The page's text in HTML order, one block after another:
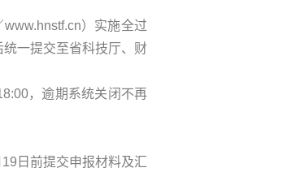
）实施全过
一提交至省科技厅、财
，逾期系统关闭不再
日前提交申报材料及汇